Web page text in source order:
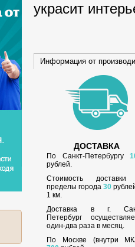
украсит
Информация от
ДОСТАВКА
По Санкт-Петербургу
рублей.
Стоимость
пределы города30
1 км.
Доставка в г.
Петербург
один-два раза в месяц.
По Москве (внутри